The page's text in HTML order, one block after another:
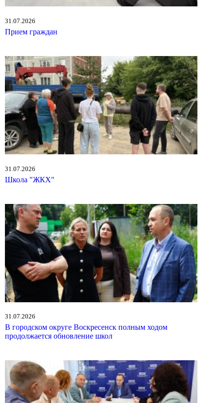
31.07.2026
Прием граждан
31.07.2026
Школа "ЖКХ"
31.07.2026
В городском округе Воскресенск полным ходом
продолжается обновление школ